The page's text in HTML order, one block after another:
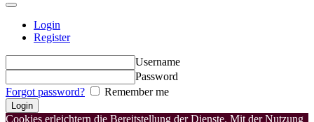
Login
Register
Username
Password
Forgot password?
Remember me
Cookies erleichtern die Bereitstellung der Dienste. Mit der Nutzung